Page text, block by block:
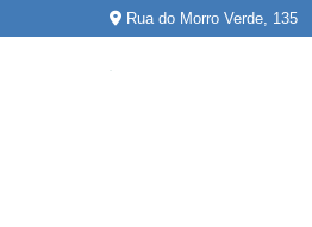
Rua do Morro Verde, 135